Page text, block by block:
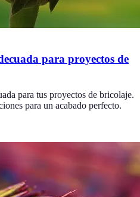
para proyectos de
para tus proyectos de bricolaje.
para un acabado perfecto.